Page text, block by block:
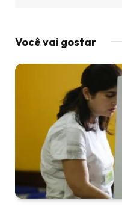
Você vai gostar